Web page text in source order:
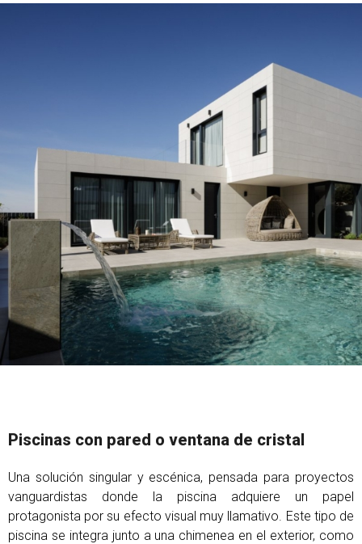
Piscinas con pared o ventana de cristal
Una solución singular y escénica, pensada para proyectos
vanguardistas donde la piscina adquiere un papel
protagonista por su efecto visual muy llamativo. Este tipo de
piscina se integra junto a una chimenea en el exterior, como